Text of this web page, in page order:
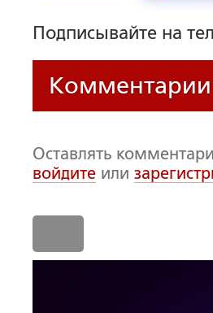
Подписывайте на
Комментарии
Оставлять
войдите или